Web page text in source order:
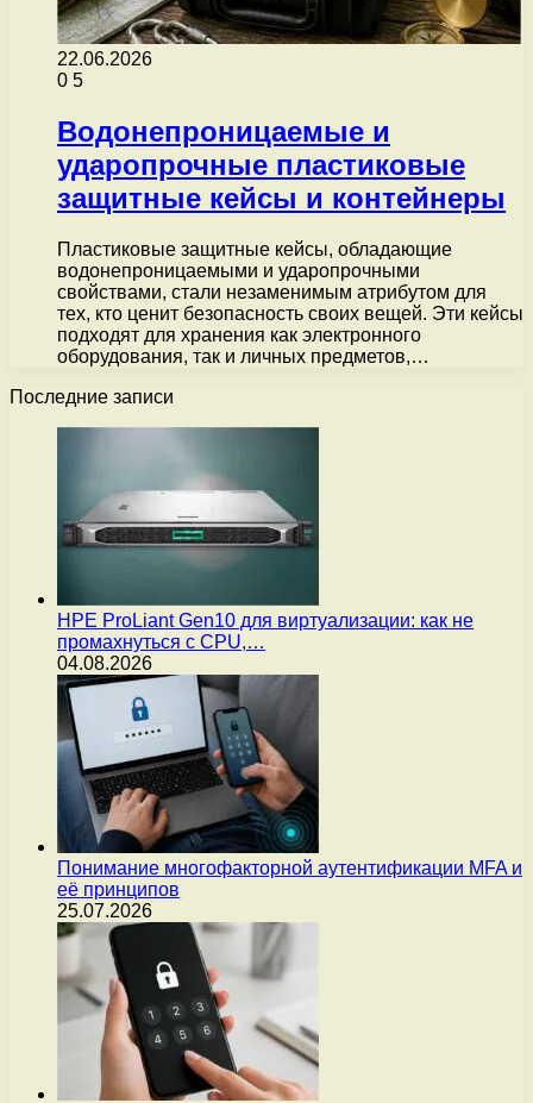
22.06.2026
0 5
Водонепроницаемые и
ударопрочные пластиковые
защитные кейсы и контейнеры
Пластиковые защитные кейсы, обладающие
водонепроницаемыми и ударопрочными
свойствами, стали незаменимым атрибутом для
тех, кто ценит безопасность своих вещей. Эти кейсы
подходят для хранения как электронного
оборудования, так и личных предметов,…
Последние записи
HPE ProLiant Gen10 для виртуализации: как не
промахнуться с CPU,…
04.08.2026
Понимание многофакторной аутентификации MFA и
её принципов
25.07.2026